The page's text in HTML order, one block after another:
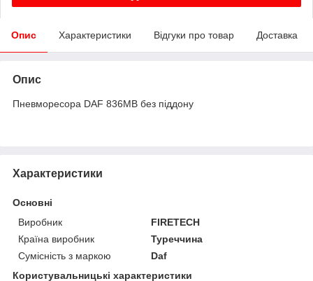
Опис Характеристики Відгуки про товар Доставка
Опис
Пневморесора DAF 836MB без піддону
Характеристики
Основні
Виробник
FIRETECH
Країна виробник
Туреччина
Сумісність з маркою
Daf
Користувальницькі характеристики